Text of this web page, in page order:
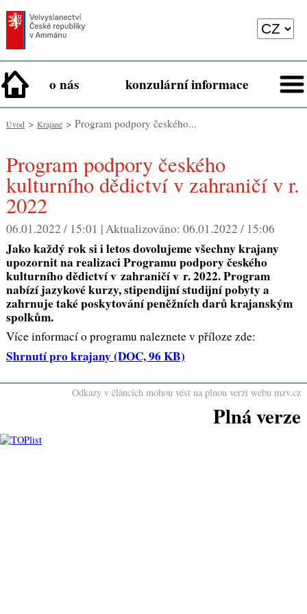
o nás konzulární informace
Úvod> Krajané> Program podpory českého...
Program podpory českého
kulturního dědictví v zahraničí v r.
2022
06.01.2022 / 15:01 |Aktualizováno: 06.01.2022 / 15:06
Jako každý rok si i letos dovolujeme všechny krajany
upozornit na realizaciProgramu podpory českého
kulturního dědictví v zahraničí v r. 2022. Program
nabízí jazykové kurzy, stipendijní studijní pobyty a
zahrnuje také poskytování peněžních darů krajanským
spolkům.
Více informací o programu naleznete v příloze zde:
Shrnutí pro krajany(DOC, 96 KB)
Odkazy v článcích mohou vést na plnou verzi webu mzv.cz
Plná verze